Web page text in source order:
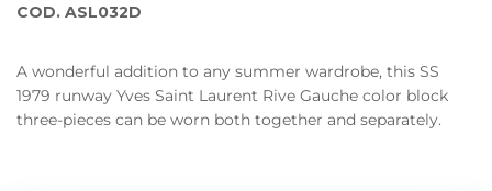
COD. ASL032D
A wonderful addition to any summer wardrobe, this SS
1979 runway Yves Saint Laurent Rive Gauche color block
three-pieces can be worn both together and separately.